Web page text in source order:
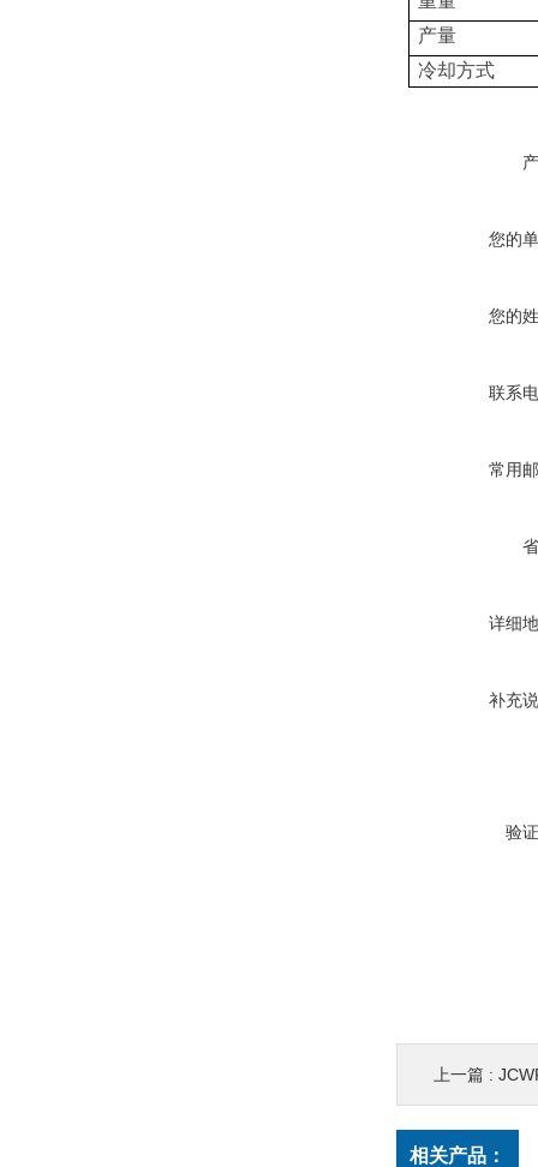
产量
冷却方式
您的
您的
联系
常用
详细
补充
验
上一篇 :
相关产品：